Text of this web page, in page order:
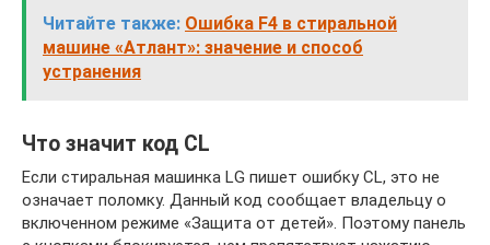
Читайте также: Ошибка F4 в стиральной
машине «Атлант»: значение и способ
устранения
Что значит код CL
Если стиральная машинка LG пишет ошибку CL, это не
означает поломку. Данный код сообщает владельцу о
включенном режиме «Защита от детей». Поэтому панель